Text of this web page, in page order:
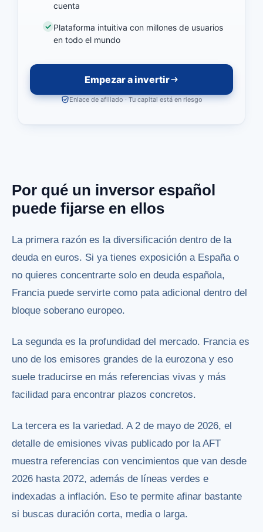
cuenta
Plataforma intuitiva con millones de usuarios
en todo el mundo
Empezar a invertir
Enlace de afiliado · Tu capital está en riesgo
Por qué un inversor español
puede fijarse en ellos
La primera razón es la diversificación dentro de la
deuda en euros. Si ya tienes exposición a España o
no quieres concentrarte solo en deuda española,
Francia puede servirte como pata adicional dentro del
bloque soberano europeo.
La segunda es la profundidad del mercado. Francia es
uno de los emisores grandes de la eurozona y eso
suele traducirse en más referencias vivas y más
facilidad para encontrar plazos concretos.
La tercera es la variedad. A 2 de mayo de 2026, el
detalle de emisiones vivas publicado por la AFT
muestra referencias con vencimientos que van desde
2026 hasta 2072, además de líneas verdes e
indexadas a inflación. Eso te permite afinar bastante
si buscas duración corta, media o larga.